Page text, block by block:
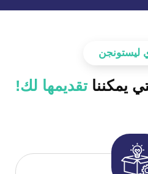
ليستونجن
يمكنناتقديمها لك!